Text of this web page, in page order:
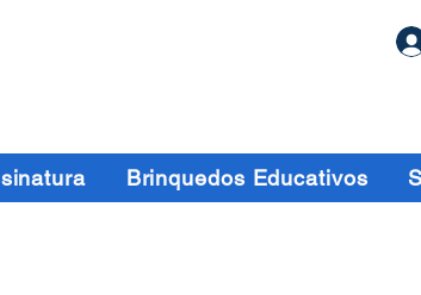
Brinquedos Educativos